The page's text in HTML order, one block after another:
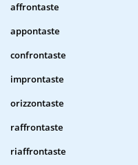
affrontaste
appontaste
confrontaste
improntaste
orizzontaste
raffrontaste
riaffrontaste